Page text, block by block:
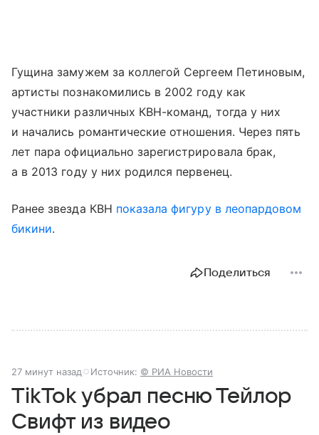
Гущина замужем за коллегой Сергеем Петиновым,
артисты познакомились в 2002 году как
участники различных КВН-команд, тогда у них
и начались романтические отношения. Через пять
лет пара официально зарегистрировала брак,
а в 2013 году у них родился первенец.
Ранее звезда КВН показала фигуру в леопардовом
бикини.
Поделиться
27 минут назад Источник: © РИА Новости
TikTok убрал песню Тейлор
Свифт из видео